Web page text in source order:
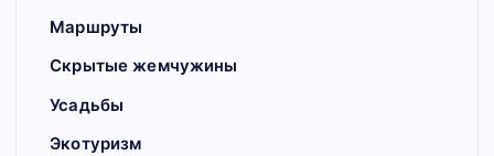
Маршруты
Скрытые жемчужины
Усадьбы
Экотуризм